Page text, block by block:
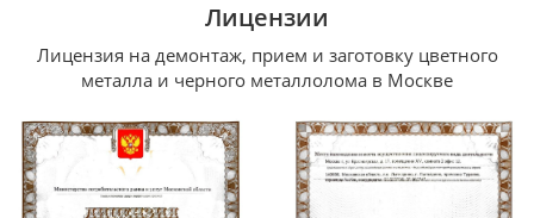
Лицензии
Лицензия на демонтаж, прием и заготовку цветного
металла и черного металлолома в Москве